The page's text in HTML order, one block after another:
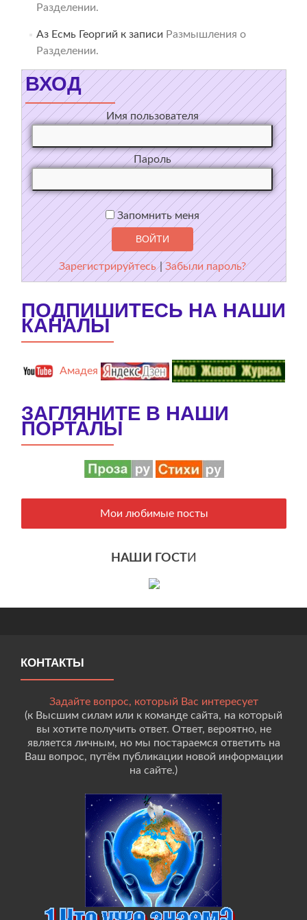
Разделении.
Аз Есмь Георгий к записи Размышления о
Разделении.
ВХОД
Имя пользователя
Пароль
Запомнить меня
Зарегистрируйтесь |Забыли пароль?
ПОДПИШИТЕСЬ НА НАШИ
КАНАЛЫ
Амадея
ЗАГЛЯНИТЕ В НАШИ
ПОРТАЛЫ
Мои любимые посты
НАШИ ГОСТИ
КОНТАКТЫ
Задайте вопрос, который Вас интересует
(к Высшим силам или к команде сайта, на который
вы хотите получить ответ. Ответ, вероятно, не
является личным, но мы постараемся ответить на
Ваш вопрос, путём публикации новой информации
на сайте.)